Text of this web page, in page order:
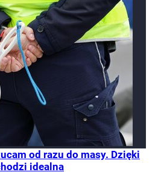
od razu do masy. Dzięki
idealna